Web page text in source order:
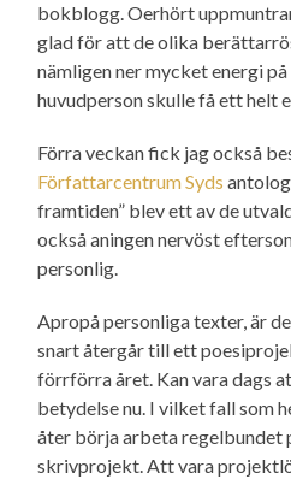
bokblogg. Oerhört
glad för att de olika
nämligen ner mycket energi
huvudperson skulle få ett helt
Förra veckan fick jag också
Författarcentrum Syds
framtiden” blev ett av de
också aningen nervöst
personlig.
Apropå personliga texter, är
snart återgår till ett
förrförra året. Kan vara dags
betydelse nu. I vilket fall som
åter börja arbeta regelbundet
skrivprojekt. Att vara